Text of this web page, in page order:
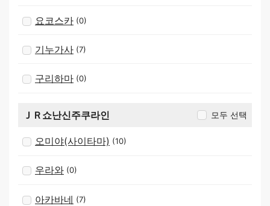
요코스카 (0)
기누가사 (7)
구리하마 (0)
ＪＲ쇼난신주쿠라인 모두 선택
오미야(사이타마) (10)
우라와 (0)
아카바네 (7)